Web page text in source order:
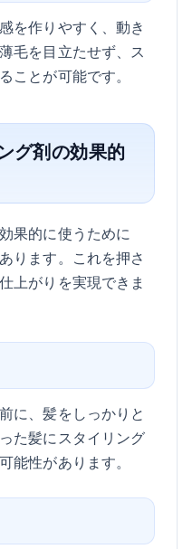
を作りやすく、動き
毛を目立たせず、ス
ことが可能です。
グ剤の効果的
果的に使うために
ります。これを押さ
上がりを実現できま
に、髪をしっかりと
た髪にスタイリング
能性があります。